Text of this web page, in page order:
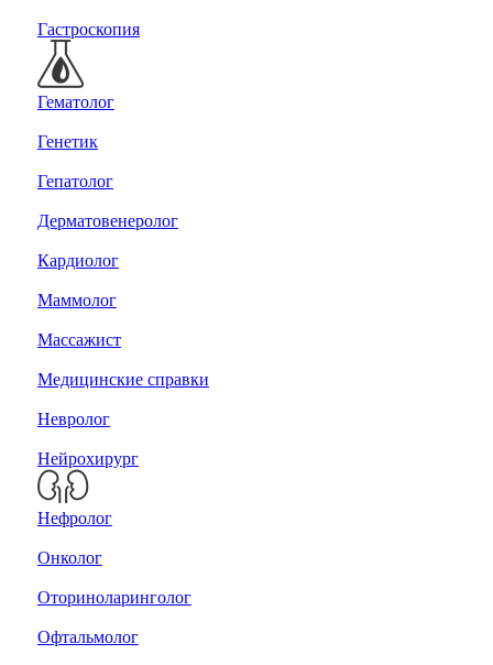
Гастроскопия
Гематолог
Генетик
Гепатолог
Дерматовенеролог
Кардиолог
Маммолог
Массажист
Медицинские справки
Невролог
Нейрохирург
Нефролог
Онколог
Оториноларинголог
Офтальмолог